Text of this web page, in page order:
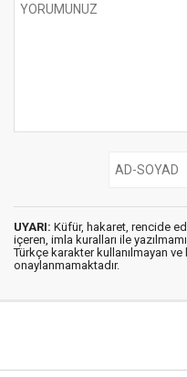
UYARI: Küfür, hakaret, rencide
içeren, imla kuralları ile
Türkçe karakter kullanılmayan
onaylanmamaktadır.